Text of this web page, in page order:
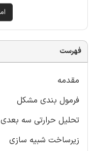
فهرست
مقدمه
فرمول بندی مشکل
تحلیل حرارتی سه بعدی
زیرساخت شبیه سازی